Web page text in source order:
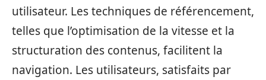
utilisateur. Les techniques de référencement,
telles que l’optimisation de la vitesse et la
structuration des contenus, facilitent la
navigation. Les utilisateurs, satisfaits par